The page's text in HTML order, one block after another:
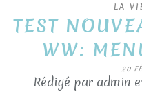
LA
TEST
WW:
20
Rédigé par admin